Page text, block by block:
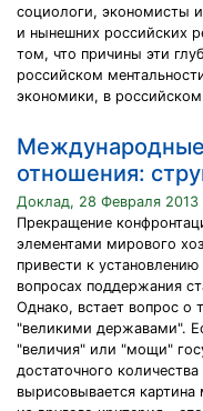
социологи, экономисты
и нынешних российских
том, что причины эти
российском
экономики, в
отношения:
Доклад, 28 Февраля 2013
Прекращение
элементами мирового
привести к
вопросах поддержания
Однако, встает вопрос о
"великими державами".
"величия" или "мощи"
достаточного
вырисовывается